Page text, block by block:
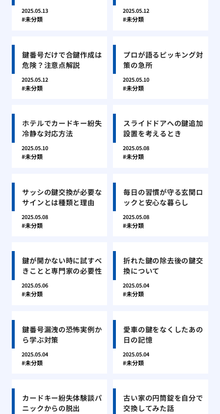
2025.05.13
未分類
2025.05.12
未分類
鍵番号だけで合鍵作成は
危険？注意点解説
2025.05.12
未分類
プロが語るピッキング対
策の急所
2025.05.10
未分類
ホテルでカードキー紛失
冷静な対応方法
2025.05.10
未分類
スライドドアへの鍵追加
設置を考えるとき
2025.05.08
未分類
サッシの鍵交換が必要な
サインとは種類と理由
2025.05.08
未分類
毎日の習慣が守る玄関ロ
ックと安心な暮らし
2025.05.08
未分類
鍵が開かない時に試すべ
きことと専門家の必要性
2025.05.06
未分類
折れた鍵の除去後の鍵交
換について
2025.05.04
未分類
鍵番号漏洩の恐怖実例か
ら学ぶ対策
2025.05.04
未分類
愛車の鍵をなくしたあの
日の記憶
2025.05.04
未分類
カードキー紛失体験談パ
ニックからの脱出
古い家の円筒錠を自分で
交換してみた話